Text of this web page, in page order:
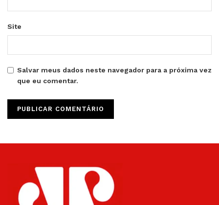
Site
Salvar meus dados neste navegador para a próxima vez
que eu comentar.